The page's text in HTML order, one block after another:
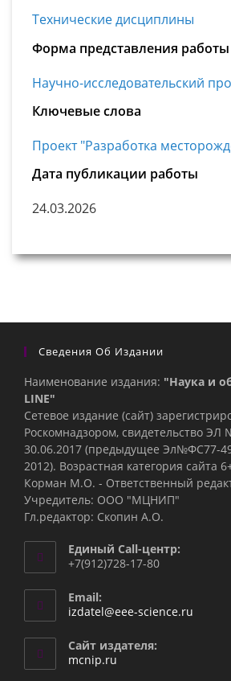
Технические дисциплины
Форма представления работы
Научно-исследовательский
Ключевые слова
Проект "Разработка
Дата публикации работы
24.03.2026
Сведения Об Издании
Наименование издания: "Наука и
LINE"
Сетевое издание (сайт)
Роскомнадзором, свидетельство ЭЛ
30.06.2017 (предыдущее Эл№ФC77-
2012). Возрастная категория сайта
Корман М.О. - Ответственный
Учредитель: ООО "МЦНИП"
Гл.редактор: Скопин А.О.
Единый Call-центр:
+7(912)728-17-80
Email:
izdatel@eee-science.ru
Сайт издателя:
mcnip.ru